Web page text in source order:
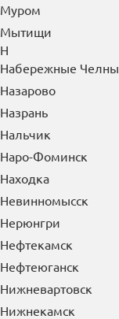
Муром
Мытищи
Н
Набережные Челны
Назарово
Назрань
Нальчик
Наро-Фоминск
Находка
Невинномысск
Нерюнгри
Нефтекамск
Нефтеюганск
Нижневартовск
Нижнекамск